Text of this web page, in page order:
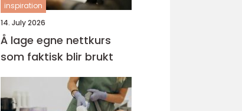
inspiration
14. July 2026
Å lage egne nettkurs
som faktisk blir brukt